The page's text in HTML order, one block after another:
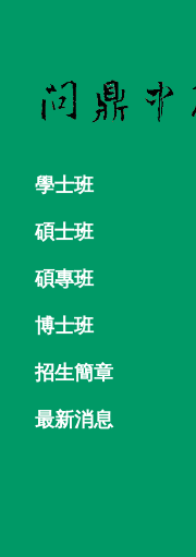
學士班
碩士班
碩專班
博士班
招生簡章
最新消息